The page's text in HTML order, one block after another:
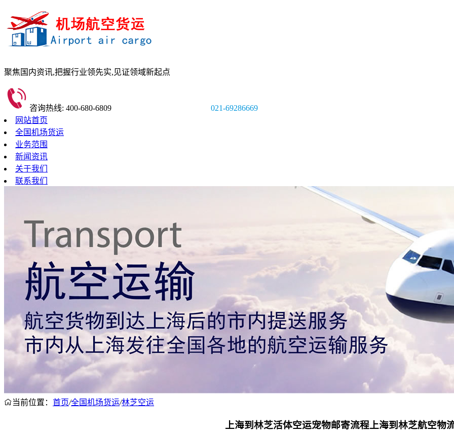
聚焦国内资讯,把握行业领先实,见证领域新起点
咨询热线: 400-680-6809
021-69286669
网站首页
全国机场货运
业务范围
新闻资讯
关于我们
联系我们
当前位置： 首页/全国机场货运/林芝空运
上海到林芝活体空运宠物邮寄流程上海到林芝航空物